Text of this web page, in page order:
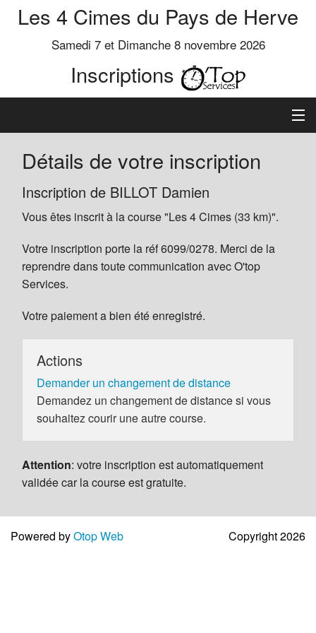
Les 4 Cimes du Pays de Herve
Samedi 7 et Dimanche 8 novembre 2026
Inscriptions
Inscription
Préinscrits
Informations
Détails de votre inscription
Inscription de BILLOT Damien
Vous êtes inscrit à la course "Les 4 Cimes (33 km)".
Votre inscription porte la réf 6099/0278. Merci de la
reprendre dans toute communication avec O'top
Services.
Votre paiement a bien été enregistré.
Actions
Demander un changement de distance
Demandez un changement de distance si vous
souhaitez courir une autre course.
Attention: votre inscription est automatiquement
validée car la course est gratuite.
Powered byOtop Web Copyright 2026